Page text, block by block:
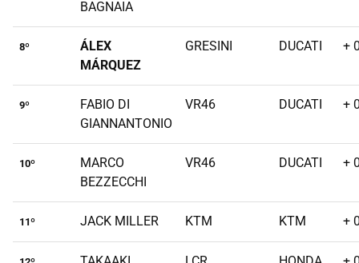
BAGNAIA
8º
ÁLEX
MÁRQUEZ
GRESINI DUCATI +
9º
FABIO DI
GIANNANTONIO
VR46 DUCATI +
10º
MARCO
BEZZECCHI
VR46 DUCATI +
11º JACK MILLER KTM KTM +